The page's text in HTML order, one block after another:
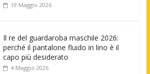
19 Maggio 2026
Il re del guardaroba maschile 2026:
perché il pantalone fluido in lino è il
capo più desiderato
4 Maggio 2026